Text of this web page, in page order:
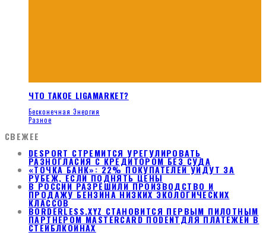
ЧТО ТАКОЕ LIGAMARKET?
Бесконечная Энергия
Разное
СВЕЖЕЕ
DESPORT СТРЕМИТСЯ УРЕГУЛИРОВАТЬ
РАЗНОГЛАСИЯ С КРЕДИТОРОМ БЕЗ СУДА
«ТОЧКА БАНК»: 22% ПОКУПАТЕЛЕЙ УЙДУТ ЗА
РУБЕЖ, ЕСЛИ ПОДНЯТЬ ЦЕНЫ
В РОССИИ РАЗРЕШИЛИ ПРОИЗВОДСТВО И
ПРОДАЖУ БЕНЗИНА НИЗКИХ ЭКОЛОГИЧЕСКИХ
КЛАССОВ
BORDERLESS.XYZ СТАНОВИТСЯ ПЕРВЫМ ПИЛОТНЫМ
ПАРТНЕРОМ MASTERCARD ПОDENTДЛЯ ПЛАТЕЖЕЙ В
СТЕЙБЛКОИНАХ